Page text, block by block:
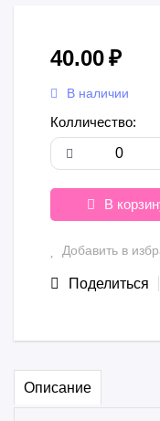
40.00₽
В наличии
Колличество:
В
Добавить в
Поделиться
Описание